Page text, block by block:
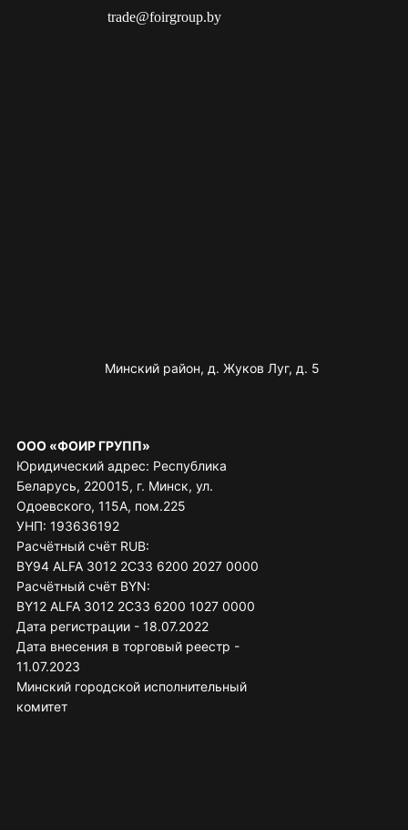
trade@foirgroup.by
Минский район, д. Жуков Луг, д. 5
ООО «ФОИР ГРУПП»
Юридический адрес: Республика
Беларусь, 220015, г. Минск, ул.
Одоевского, 115А, пом.225
УНП: 193636192
Расчётный счёт RUB:
BY94 ALFA 3012 2C33 6200 2027 0000
Расчётный счёт BYN:
BY12 ALFA 3012 2C33 6200 1027 0000
Дата регистрации - 18.07.2022
Дата внесения в торговый реестр -
11.07.2023
Минский городской исполнительный
комитет